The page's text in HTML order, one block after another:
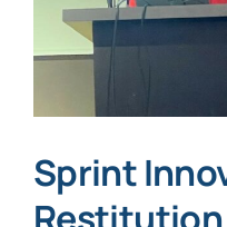
Sprint